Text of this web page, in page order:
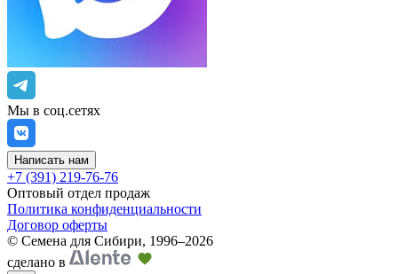
Мы в соц.сетях
Написать нам
+7 (391) 219-76-76
Оптовый отдел продаж
Политика конфиденциальности
Договор оферты
© Семена для Сибири, 1996–2026
сделано в